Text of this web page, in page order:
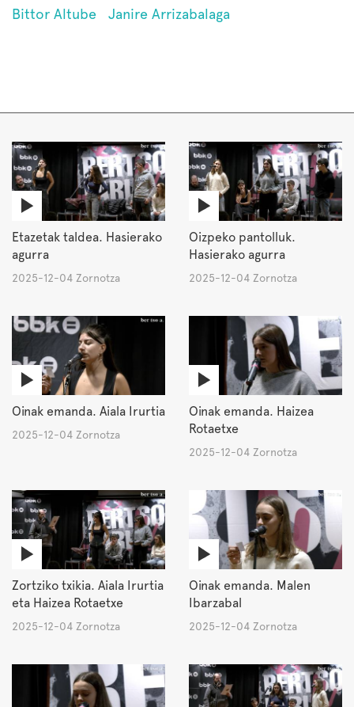
Bittor Altube Janire Arrizabalaga
Etazetak taldea. Hasierako
agurra
2025-12-04 Zornotza
Oizpeko pantolluk.
Hasierako agurra
2025-12-04 Zornotza
Oinak emanda. Aiala Irurtia
2025-12-04 Zornotza
Oinak emanda. Haizea
Rotaetxe
2025-12-04 Zornotza
Zortziko txikia. Aiala Irurtia
eta Haizea Rotaetxe
2025-12-04 Zornotza
Oinak emanda. Malen
Ibarzabal
2025-12-04 Zornotza